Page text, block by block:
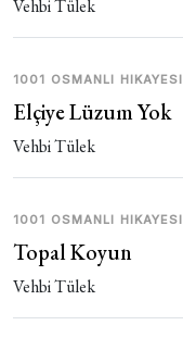
Vehbi Tülek
1001 OSMANLI HIKAYESI
Elçiye Lüzum Yok
Vehbi Tülek
1001 OSMANLI HIKAYESI
Topal Koyun
Vehbi Tülek